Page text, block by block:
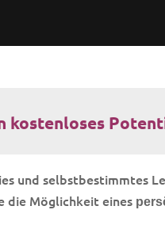
kostenloses
und selbstbestimmtes
die Möglichkeit eines